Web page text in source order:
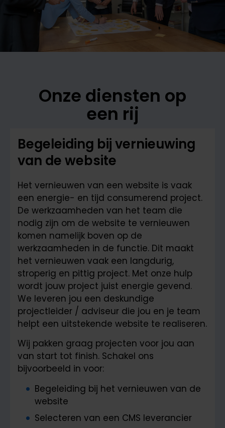
Onze diensten op
een rij
Begeleiding bij vernieuwing
van de website
Het vernieuwen van een website is vaak
een energie- en tijd consumerend project.
De werkzaamheden van het team die
nodig zijn om de website te vernieuwen
komen namelijk boven op de
werkzaamheden in de functie. Dit maakt
het vernieuwen vaak een langdurig,
stroperig en pittig project. Met onze hulp
wordt jouw project juist energie gevend.
We leveren jou een deskundige
projectleider / adviseur die jou en je team
helpt een uitstekende website te realiseren.
Wij pakken graag projecten voor jou aan
van start tot finish. Schakel ons
bijvoorbeeld in voor:
Begeleiding bij het vernieuwen van de
website
Selecteren van een CMS leverancier